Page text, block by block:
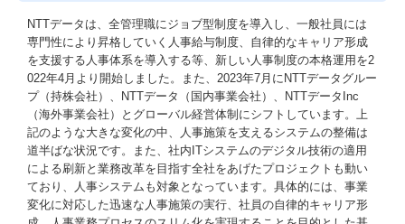
NTTデータは、全管理職にジョブ型制度を導入し、一般社員には
専門性により昇格していく人事給与制度、自律的なキャリア形成
を支援する人事体系を導入する等、新しい人事制度の本格運用を2
022年4月より開始しました。また、2023年7月にNTTデータグルー
プ（持株会社）、NTTデータ（国内事業会社）、NTTデータInc
（海外事業会社）とグローバル経営体制にシフトしています。上
記のような大きな変化の中、人事施策を支えるシステムの整備は
道半ばな状況です。また、社内ITシステムのデジタル技術の適用
による刷新と業務改革を目指す全社をあげたプロジェクトも動い
ており、人事システムも対象となっています。具体的には、事業
変化に対応した迅速な人事施策の実行、社員の自律的キャリア形